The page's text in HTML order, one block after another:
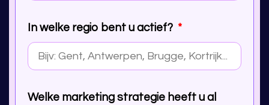
In welke regio bent u actief?
Welke marketing strategie heeft u al